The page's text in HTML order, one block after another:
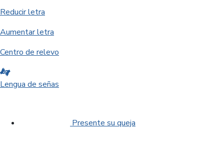
Reducir letra
Aumentar letra
Centro de relevo
Lengua de señas
Presente su queja